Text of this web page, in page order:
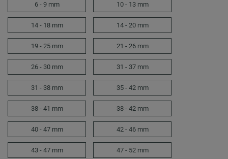
6 - 9 mm 10 - 13 mm
14 - 18 mm 14 - 20 mm
19 - 25 mm 21 - 26 mm
26 - 30 mm 31 - 37 mm
31 - 38 mm 35 - 42 mm
38 - 41 mm 38 - 42 mm
40 - 47 mm 42 - 46 mm
43 - 47 mm 47 - 52 mm